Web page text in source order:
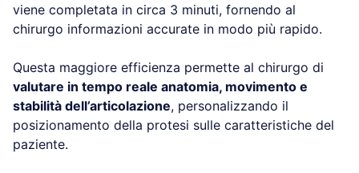
viene completata in circa 3 minuti, fornendo al
chirurgo informazioni accurate in modo più rapido.
Questa maggiore efficienza permette al chirurgo di
valutare in tempo reale anatomia, movimento e
stabilità dell’articolazione, personalizzando il
posizionamento della protesi sulle caratteristiche del
paziente.